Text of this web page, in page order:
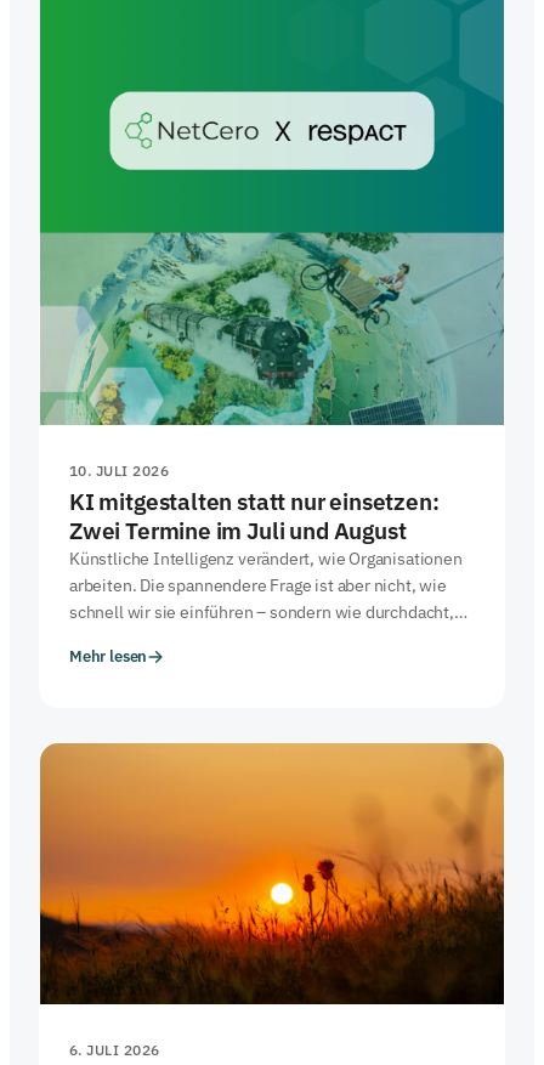
10. JULI 2026
KI mitgestalten statt nur einsetzen:
Zwei Termine im Juli und August
Künstliche Intelligenz verändert, wie Organisationen
arbeiten. Die spannendere Frage ist aber nicht, wie
schnell wir sie einführen – sondern wie durchdacht,
zwei kommende Veranstaltungen an, die NetCero
nicht als fertiges Rezept zu konsumieren, sondern
Mehr lesen
6. JULI 2026